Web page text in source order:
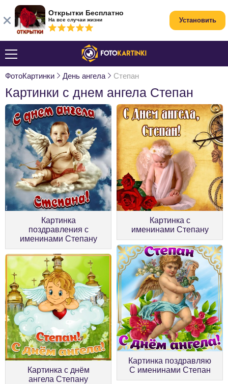
ФотоКартинки День ангела Степан
Картинки с днем ангела Степан
Картинка
поздравления с
именинами Степану
Картинка с
именинами Степану
Картинка с днём
ангела Степану
Картинка поздравляю
С именинами Степан
Открытки Бесплатно
На все случаи жизни Установить